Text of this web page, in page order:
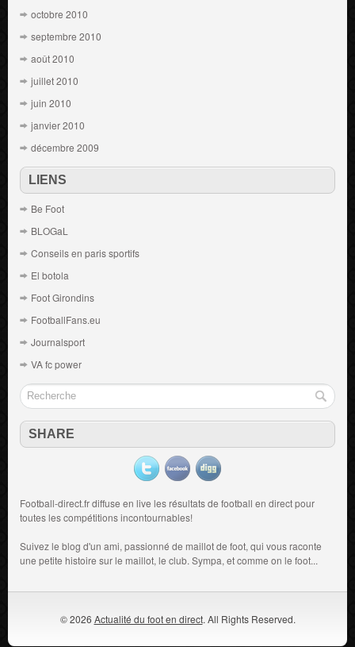
octobre 2010
septembre 2010
août 2010
juillet 2010
juin 2010
janvier 2010
décembre 2009
LIENS
Be Foot
BLOGaL
Conseils en paris sportifs
El botola
Foot Girondins
FootballFans.eu
Journalsport
VA fc power
SHARE
Football-direct.fr diffuse en live les résultats de football en directpour
toutes les compétitions incontournables!
Suivez le blog d'un ami, passionné de maillot de foot, qui vous raconte
une petite histoire sur le maillot, le club. Sympa, et comme on le foot...
© 2026 Actualité du foot en direct. All Rights Reserved.